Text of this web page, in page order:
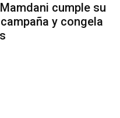
cumple su
y congela